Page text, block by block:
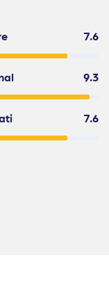
7.6
9.3
7.6